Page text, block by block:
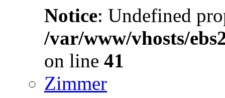
Notice: Undefined
/var/www/vhosts/
on line 41
Zimmer